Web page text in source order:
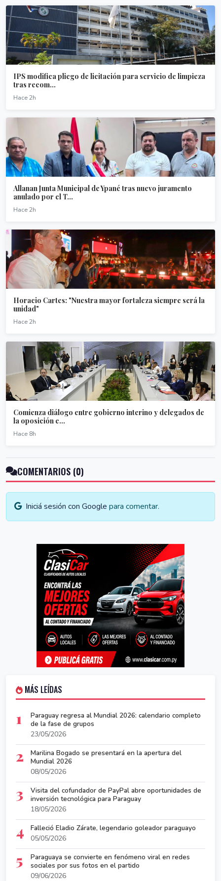
IPS modifica pliego de licitación para servicio de limpieza
tras recom...
Hace 2h
Allanan Junta Municipal de Ypané tras nuevo juramento
anulado por el T...
Hace 2h
Horacio Cartes: "Nuestra mayor fortaleza siempre será la
unidad"
Hace 2h
Comienza diálogo entre gobierno interino y delegados de
la oposición e...
Hace 8h
COMENTARIOS (0)
Iniciá sesión con Google para comentar.
MÁS LEÍDAS
1
Paraguay regresa al Mundial 2026: calendario completo
de la fase de grupos
23/05/2026
2
Marilina Bogado se presentará en la apertura del
Mundial 2026
08/05/2026
3
Visita del cofundador de PayPal abre oportunidades de
inversión tecnológica para Paraguay
18/05/2026
4
Falleció Eladio Zárate, legendario goleador paraguayo
05/05/2026
5
Paraguaya se convierte en fenómeno viral en redes
sociales por sus fotos en el partido
09/06/2026